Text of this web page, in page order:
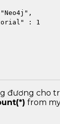
: 1
đương cho
from